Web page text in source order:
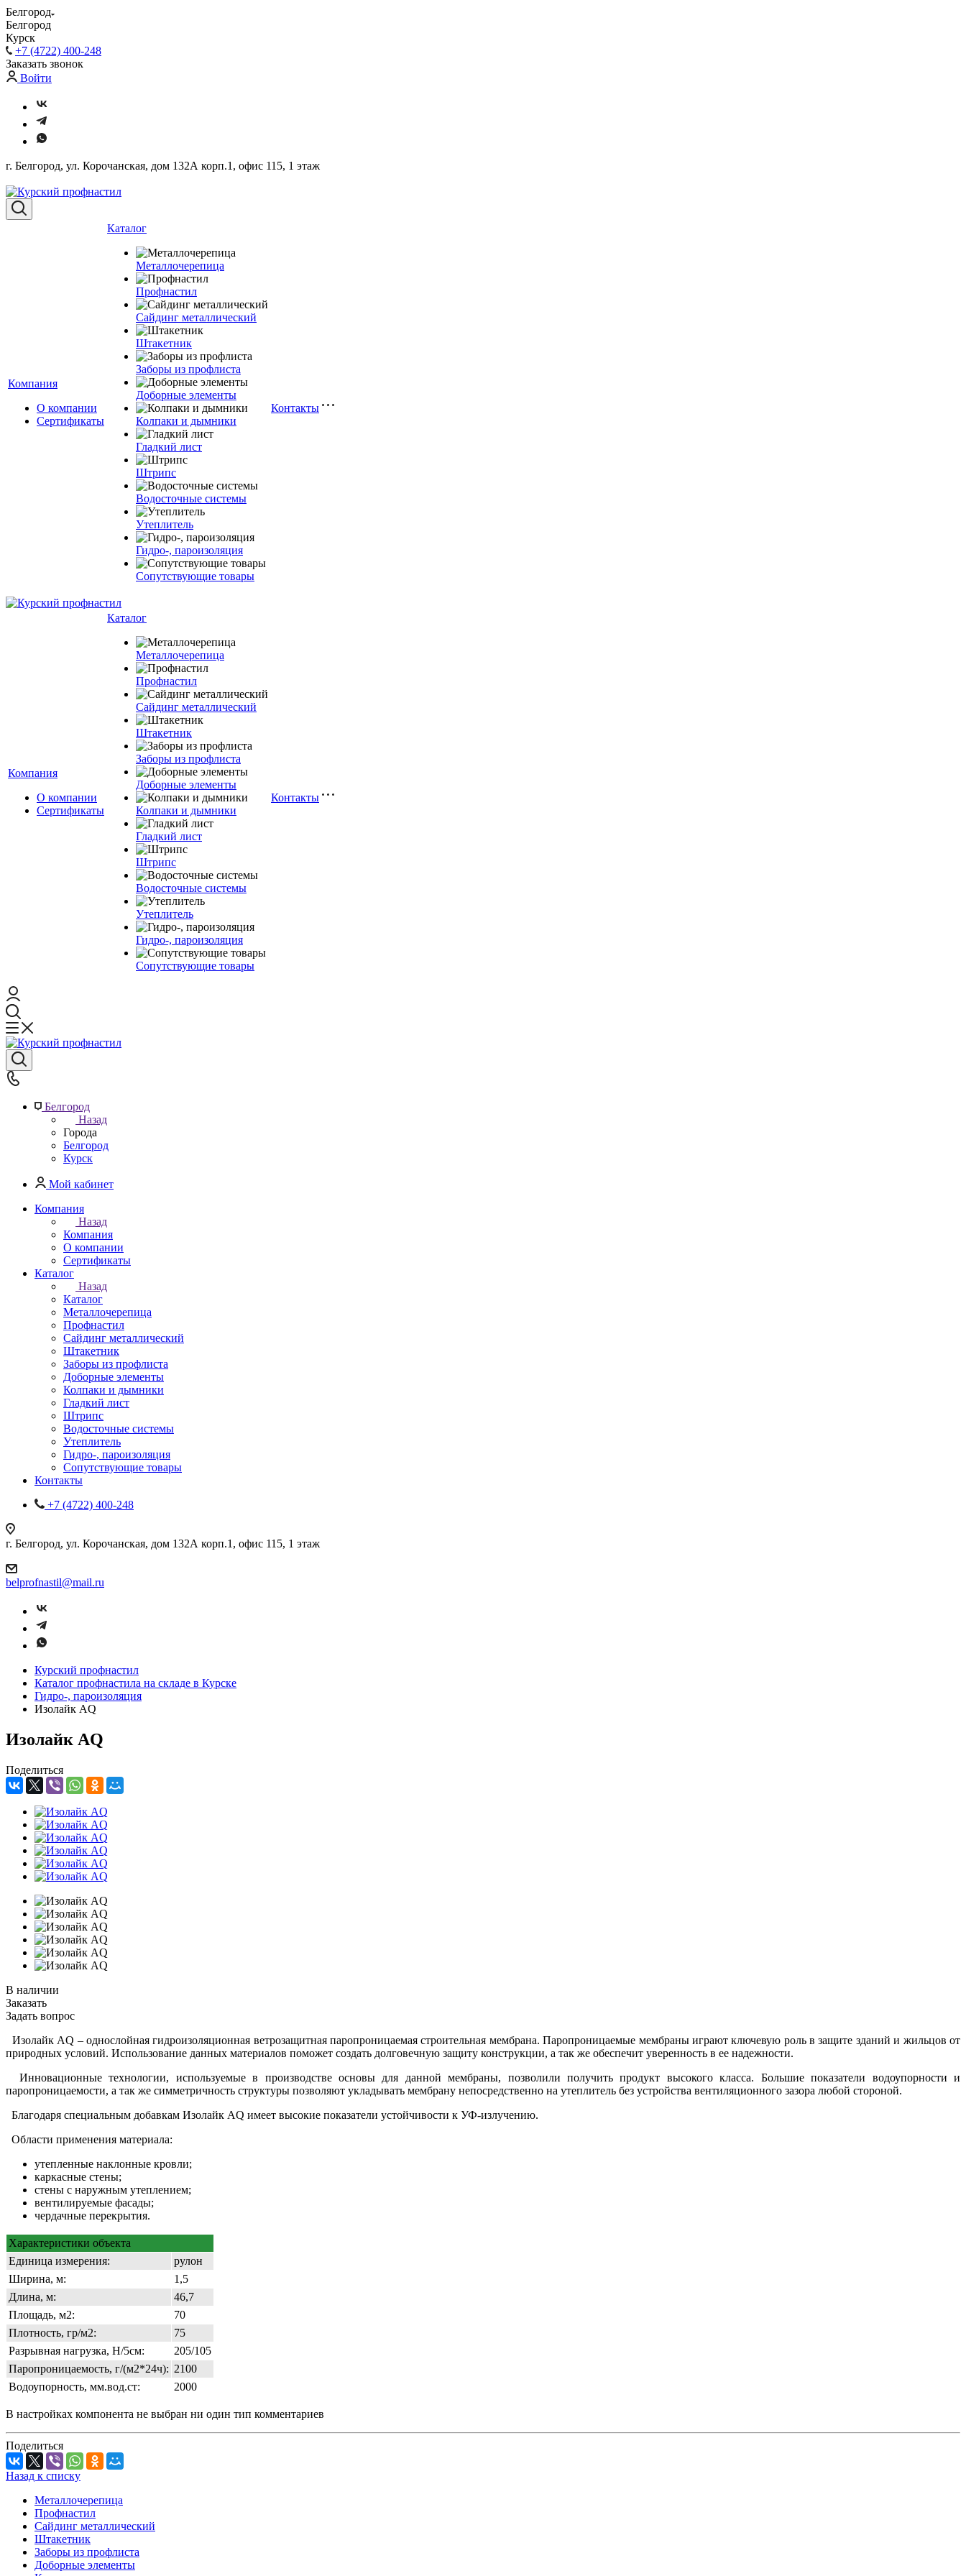
Белгород
Белгород
Курск
+7 (4722) 400-248
Заказать звонок
Войти
г. Белгород, ул. Корочанская, дом 132А корп.1, офис 115, 1 этаж
Компания
О компании
Сертификаты
Каталог
Металлочерепица
Профнастил
Сайдинг металлический
Штакетник
Заборы из профлиста
Доборные элементы
Колпаки и дымники
Гладкий лист
Штрипс
Водосточные системы
Утеплитель
Гидро-, пароизоляция
Сопутствующие товары
Контакты
Компания
О компании
Сертификаты
Каталог
Металлочерепица
Профнастил
Сайдинг металлический
Штакетник
Заборы из профлиста
Доборные элементы
Колпаки и дымники
Гладкий лист
Штрипс
Водосточные системы
Утеплитель
Гидро-, пароизоляция
Сопутствующие товары
Контакты
Белгород
Назад
Города
Белгород
Курск
Мой кабинет
Компания
Назад
Компания
О компании
Сертификаты
Каталог
Назад
Каталог
Металлочерепица
Профнастил
Сайдинг металлический
Штакетник
Заборы из профлиста
Доборные элементы
Колпаки и дымники
Гладкий лист
Штрипс
Водосточные системы
Утеплитель
Гидро-, пароизоляция
Сопутствующие товары
Контакты
+7 (4722) 400-248
г. Белгород, ул. Корочанская, дом 132А корп.1, офис 115, 1 этаж
belprofnastil@mail.ru
Курский профнастил
Каталог профнастила на складе в Курске
Гидро-, пароизоляция
Изолайк AQ
Изолайк AQ
Поделиться
В наличии
Заказать
Задать вопрос
Изолайк АQ – однослойная гидроизоляционная ветрозащитная паропроницаемая строительная мембрана. Паропроницаемые мембраны играют ключевую роль в защите зданий и жильцов от
природных условий. Использование данных материалов поможет создать долговечную защиту конструкции, а так же обеспечит уверенность в ее надежности.
Инновационные технологии, используемые в производстве основы для данной мембраны, позволили получить продукт высокого класса. Большие показатели водоупорности и
паропроницаемости, а так же симметричность структуры позволяют укладывать мембрану непосредственно на утеплитель без устройства вентиляционного зазора любой стороной.
Благодаря специальным добавкам Изолайк AQ имеет высокие показатели устойчивости к УФ-излучению.
Области применения материала:
утепленные наклонные кровли;
каркасные стены;
стены с наружным утеплением;
вентилируемые фасады;
чердачные перекрытия.
Характеристики объекта
Единица измерения:
рулон
Ширина, м:
1,5
Длина, м:
46,7
Площадь, м2:
70
Плотность, гр/м2:
75
Разрывная нагрузка, Н/5см:
205/105
Паропроницаемость, г/(м2*24ч): 2100
Водоупорность, мм.вод.ст:
2000
В настройках компонента не выбран ни один тип комментариев
Поделиться
Назад к списку
Металлочерепица
Профнастил
Сайдинг металлический
Штакетник
Заборы из профлиста
Доборные элементы